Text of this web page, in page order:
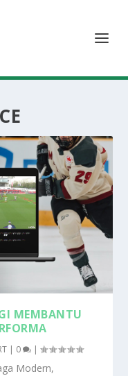
MEMBANTU
| 0 |
Modern,